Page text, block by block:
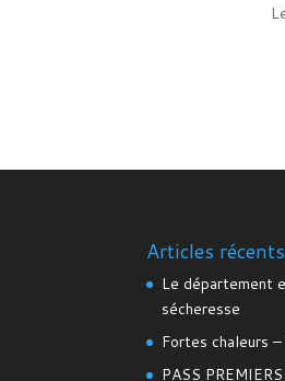
Articles récents
Le département
sécheresse
Fortes chaleurs
PASS